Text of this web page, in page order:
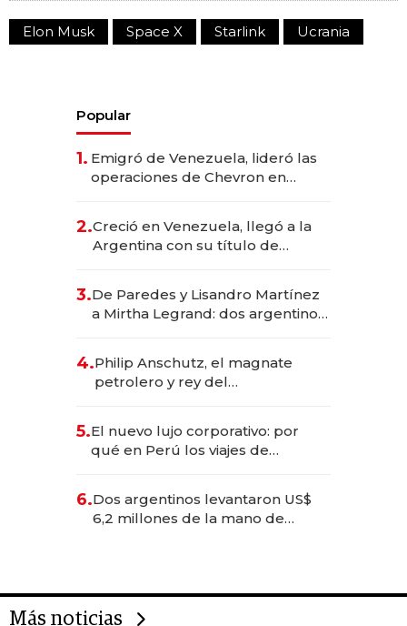
Elon Musk Space X Starlink Ucrania
Popular
1. Emigró de Venezuela, lideró las
operaciones de Chevron en
2.Creció en Venezuela, llegó a la
Argentina con su título de
las marcas "fast premium"
3.De Paredes y Lisandro Martínez
a Mirtha Legrand: dos argentinos
4.Philip Anschutz, el magnate
petrolero y rey del
Fénix
5.El nuevo lujo corporativo: por
qué en Perú los viajes de
para convertirse en experiencias
transformadoras
6.Dos argentinos levantaron US$
6,2 millones de la mano de
Más noticias